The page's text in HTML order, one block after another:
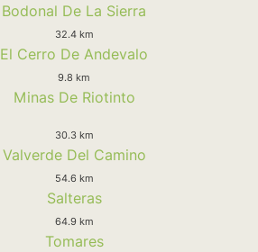
Bodonal De La Sierra
32.4 km
El Cerro De Andevalo
9.8 km
Minas De Riotinto
30.3 km
Valverde Del Camino
54.6 km
Salteras
64.9 km
Tomares